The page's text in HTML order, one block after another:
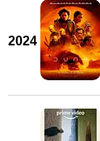
2024